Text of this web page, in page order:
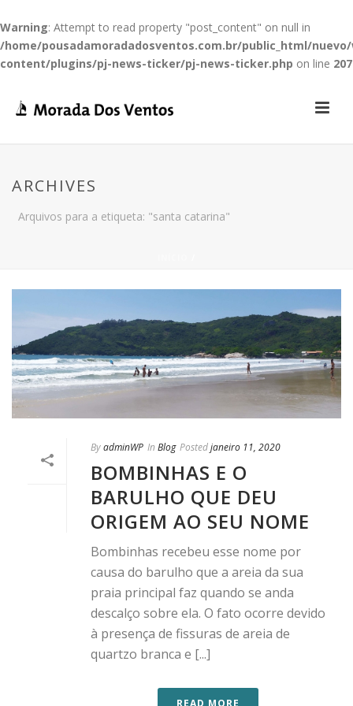
Warning: Attempt to read property "post_content" on null in
/home/pousadamoradadosventos.com.br/public_html/
content/plugins/pj-news-ticker/pj-news-ticker.php on line 207
ARCHIVES
Arquivos para a etiqueta: "santa catarina"
ByadminWP In Blog Postedjaneiro 11, 2020
BOMBINHAS E O
BARULHO QUE DEU
ORIGEM AO SEU NOME
Bombinhas recebeu esse nome por
causa do barulho que a areia da sua
praia principal faz quando se anda
descalço sobre ela. O fato ocorre devido
à presença de fissuras de areia de
quartzo branca e [...]
READ MORE